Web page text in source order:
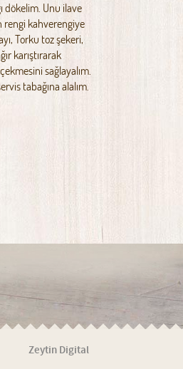
dökelim. Unu ilave
rengi kahverengiye
Torku toz şekeri,
karıştırarak
sağlayalım.
tabağına alalım.
Zeytin Digital